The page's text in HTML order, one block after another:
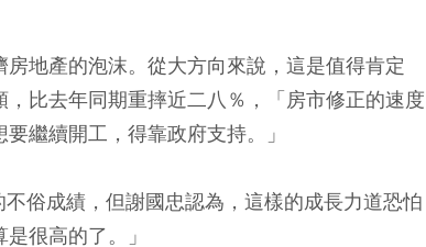
地產的泡沫。從大方向來說，這是值得肯定
比去年同期重摔近二八％，「房市修正的速度
繼續開工，得靠政府支持。」
俗成績，但謝國忠認為，這樣的成長力道恐怕
很高的了。」